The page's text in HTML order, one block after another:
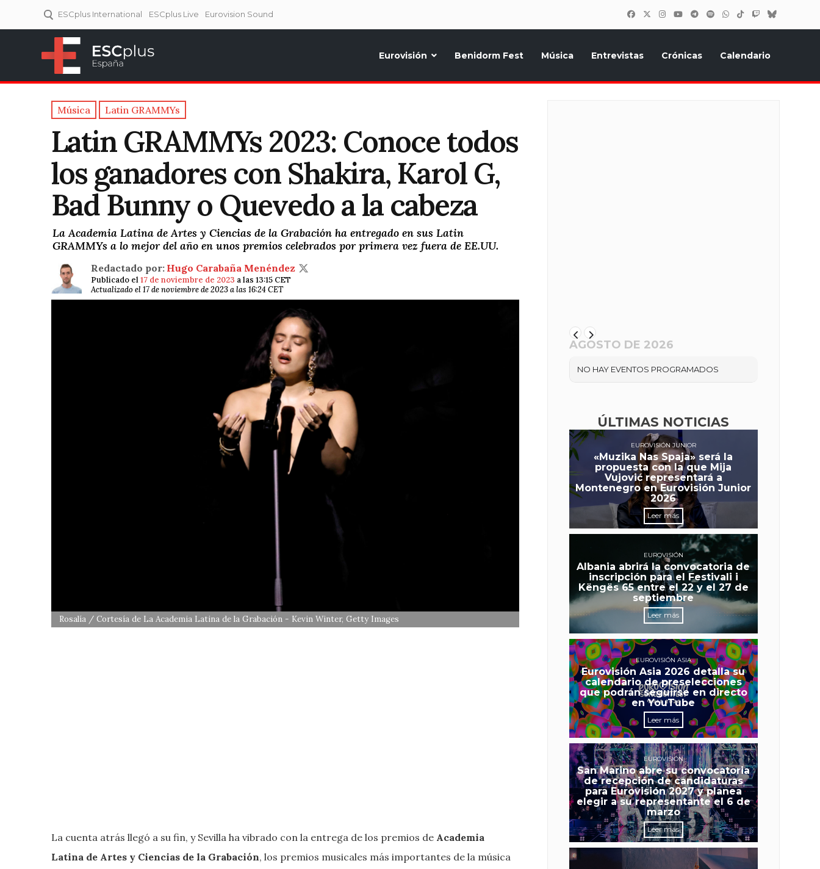
ESCplus International ESCplus Live Eurovision Sound
Eurovisión Benidorm Fest Música Entrevistas Crónicas Calendario
Música Latin GRAMMYs
Latin GRAMMYs 2023: Conoce todos
los ganadores con Shakira, Karol G,
Bad Bunny o Quevedo a la cabeza
La Academia Latina de Artes y Ciencias de la Grabación ha entregado en sus Latin
GRAMMYs a lo mejor del año en unos premios celebrados por primera vez fuera de EE.UU.
Redactado por: Hugo Carabaña Menéndez
Publicado el17 de noviembre de 2023 a las 13:15 CET
Actualizado el 17 de noviembre de 2023 a las 16:24 CET
Rosalía / Cortesía de La Academia Latina de la Grabación - Kevin Winter, Getty Images
La cuenta atrás llegó a su fin, y Sevilla ha vibrado con la entrega de los premios de Academia
Latina de Artes y Ciencias de la Grabación, los premios musicales más importantes de la música
AGOSTO DE 2026
NO HAY EVENTOS PROGRAMADOS
ÚLTIMAS NOTICIAS
EUROVISIÓN JUNIOR
«Muzika Nas Spaja» será la
propuesta con la que Mija
Vujović representará a
Montenegro en Eurovisión Junior
2026
Leer más
EUROVISIÓN
Albania abrirá la convocatoria de
inscripción para el Festivali i
Këngës 65 entre el 22 y el 27 de
septiembre
Leer más
EUROVISIÓN ASIA
Eurovisión Asia 2026 detalla su
calendario de preselecciones
que podrán seguirse en directo
en YouTube
Leer más
EUROVISIÓN
San Marino abre su convocatoria
de recepción de candidaturas
para Eurovisión 2027 y planea
elegir a su representante el 6 de
marzo
Leer más